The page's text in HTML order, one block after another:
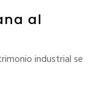
al
industrial se